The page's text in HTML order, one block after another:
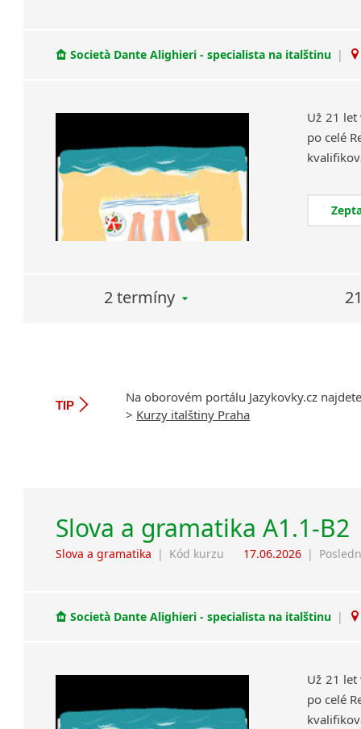
Società Dante Alighieri - specialista na italštinu |
Už 21 let
po celé
2 termíny
TIP
Na oborovém portálu Jazykovky.cz
> Kurzy italštiny Praha
Slova a gramatika A1.1-B2
Slova a gramatika | Kód kurzu 17.06.2026 |
Società Dante Alighieri - specialista na italštinu |
Už 21 let
po celé